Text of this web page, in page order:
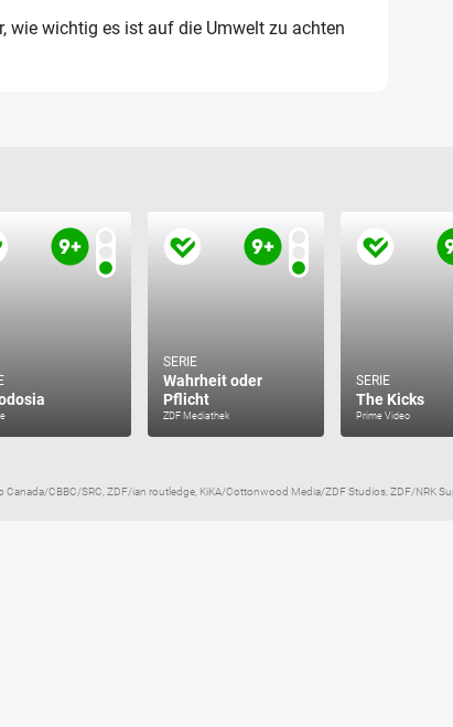
wie wichtig es ist auf die Umwelt zu achten
SERIE
Wahrheit oder
Pflicht
ZDF Mediathek
SERIE
The Kicks
Prime Video
CBBC/SRC, ZDF/ian routledge, KiKA/Cottonwood Media/ZDF Studios, ZDF/NRK